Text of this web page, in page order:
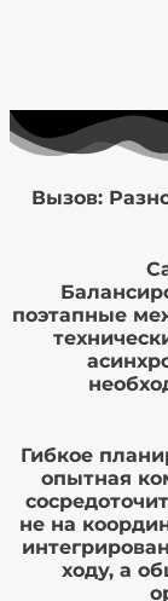
Вызов:
поэтапные
Гибкое
опытная
не на
ходу, а